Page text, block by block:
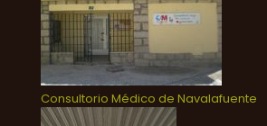
Consultorio Médico de Navalafuente